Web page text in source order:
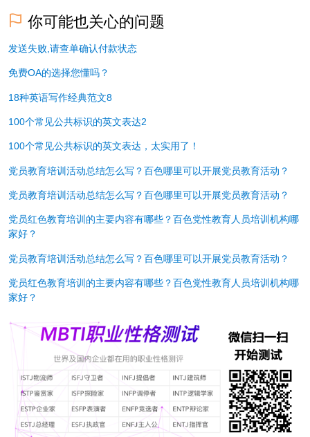
你可能也关心的问题
发送失败,请查单确认付款状态
免费OA的选择您懂吗？
18种英语写作经典范文8
100个常见公共标识的英文表达2
100个常见公共标识的英文表达，太实用了！
党员教育培训活动总结怎么写？百色哪里可以开展党员教育活动？
党员教育培训活动总结怎么写？百色哪里可以开展党员教育活动？
党员红色教育培训的主要内容有哪些？百色党性教育人员培训机构哪
家好？
党员教育培训活动总结怎么写？百色哪里可以开展党员教育活动？
党员红色教育培训的主要内容有哪些？百色党性教育人员培训机构哪
家好？